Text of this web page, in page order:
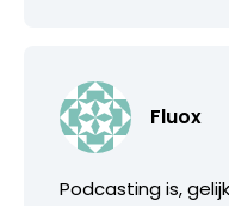
Fluox
Podcasting is,